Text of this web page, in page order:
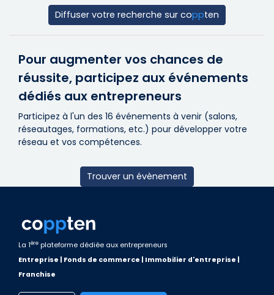
Diffuser votre recherche sur coppten
Pour augmenter vos chances de
réussite, participez aux événements
dédiés aux entrepreneurs
Participez à l'un des 16 événements à venir (salons,
réseautages, formations, etc.) pour développer votre
réseau et vos compétences.
Trouver un évènement
La 1ère plateforme dédiée aux entrepreneurs
Entreprise | Fonds de commerce | Immobilier d'entreprise |
Franchise